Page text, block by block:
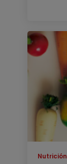
Nutrición